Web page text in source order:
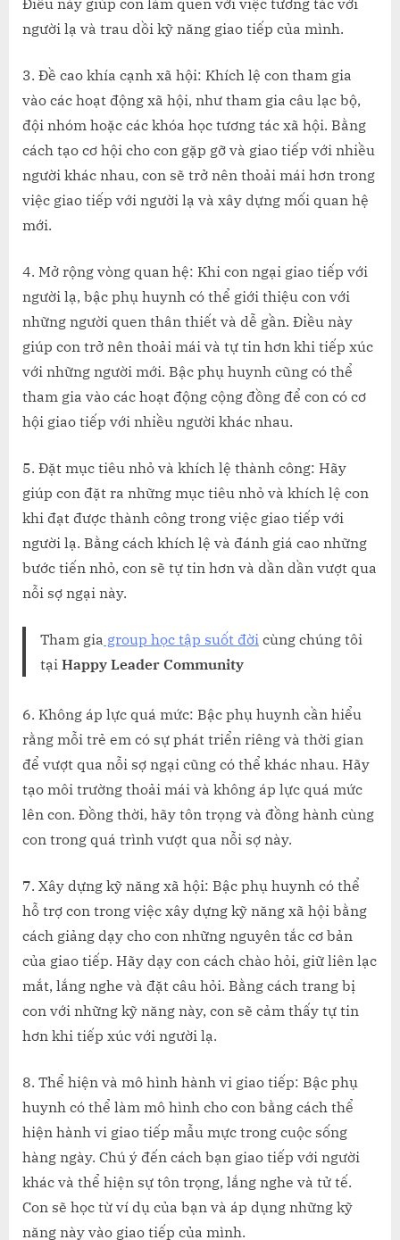
người lạ và trau dồi kỹ năng giao tiếp của mình.
3. Đề cao khía cạnh xã hội: Khích lệ con tham gia
vào các hoạt động xã hội, như tham gia câu lạc bộ,
đội nhóm hoặc các khóa học tương tác xã hội. Bằng
cách tạo cơ hội cho con gặp gỡ và giao tiếp với nhiều
người khác nhau, con sẽ trở nên thoải mái hơn trong
việc giao tiếp với người lạ và xây dựng mối quan hệ
mới.
4. Mở rộng vòng quan hệ: Khi con ngại giao tiếp với
người lạ, bậc phụ huynh có thể giới thiệu con với
những người quen thân thiết và dễ gần. Điều này
giúp con trở nên thoải mái và tự tin hơn khi tiếp xúc
với những người mới. Bậc phụ huynh cũng có thể
tham gia vào các hoạt động cộng đồng để con có cơ
hội giao tiếp với nhiều người khác nhau.
5. Đặt mục tiêu nhỏ và khích lệ thành công: Hãy
giúp con đặt ra những mục tiêu nhỏ và khích lệ con
khi đạt được thành công trong việc giao tiếp với
người lạ. Bằng cách khích lệ và đánh giá cao những
bước tiến nhỏ, con sẽ tự tin hơn và dần dần vượt qua
nỗi sợ ngại này.
Tham gia group học tập suốt đời cùng chúng tôi
tại Happy Leader Community
6. Không áp lực quá mức: Bậc phụ huynh cần hiểu
rằng mỗi trẻ em có sự phát triển riêng và thời gian
để vượt qua nỗi sợ ngại cũng có thể khác nhau. Hãy
tạo môi trường thoải mái và không áp lực quá mức
lên con. Đồng thời, hãy tôn trọng và đồng hành cùng
con trong quá trình vượt qua nỗi sợ này.
7. Xây dựng kỹ năng xã hội: Bậc phụ huynh có thể
hỗ trợ con trong việc xây dựng kỹ năng xã hội bằng
cách giảng dạy cho con những nguyên tắc cơ bản
của giao tiếp. Hãy dạy con cách chào hỏi, giữ liên lạc
mắt, lắng nghe và đặt câu hỏi. Bằng cách trang bị
con với những kỹ năng này, con sẽ cảm thấy tự tin
hơn khi tiếp xúc với người lạ.
8. Thể hiện và mô hình hành vi giao tiếp: Bậc phụ
huynh có thể làm mô hình cho con bằng cách thể
hiện hành vi giao tiếp mẫu mực trong cuộc sống
hàng ngày. Chú ý đến cách bạn giao tiếp với người
khác và thể hiện sự tôn trọng, lắng nghe và tử tế.
Con sẽ học từ ví dụ của bạn và áp dụng những kỹ
năng này vào giao tiếp của mình.